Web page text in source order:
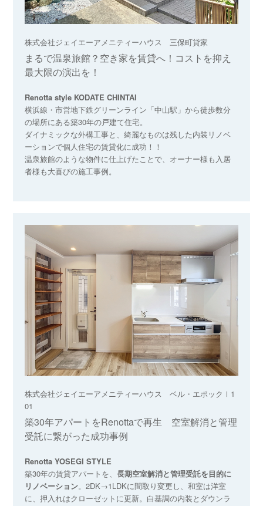
株式会社ジェイエーアメニティーハウス 三保町貸家
まるで温泉旅館？空き家を賃貸へ！コストを抑え
最大限の演出を！
Renotta style KODATE CHINTAI
横浜線・市営地下鉄グリーンライン「中山駅」から徒歩数分
の場所にある築30年の戸建て住宅。
ダイナミックな外構工事と、綺麗なものは残した内装リノベ
ーションで個人住宅の賃貸化に成功！！
温泉旅館のような物件に仕上げたことで、オーナー様も入居
者様も大喜びの施工事例。
株式会社ジェイエーアメニティーハウス ベル・エポックⅠ1
01
築30年アパートをRenottaで再生 空室解消と管理
受託に繋がった成功事例
Renotta YOSEGI STYLE
築30年の賃貸アパートを、長期空室解消と管理受託を目的に
リノベーション。2DK→1LDKに間取り変更し、和室は洋室
に、押入れはクローゼットに更新。白基調の内装とダウンラ